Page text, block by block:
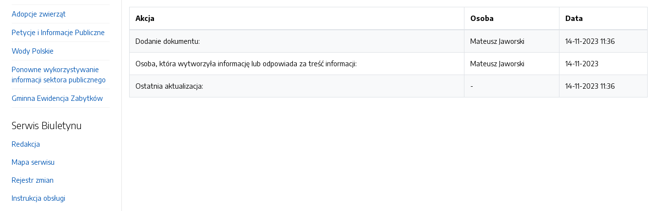
Adopcje zwierząt
Petycje i Informacje Publiczne
Wody Polskie
Ponowne wykorzystywanie
informacji sektora publicznego
Gminna Ewidencja Zabytków
Serwis Biuletynu
Redakcja
Mapa serwisu
Rejestr zmian
Instrukcja obsługi
Akcja Osoba Data
Dodanie dokumentu: Mateusz Jaworski 14-11-2023 11:36
Osoba, która wytworzyła informację lub odpowiada za treść informacji: Mateusz Jaworski 14-11-2023
Ostatnia aktualizacja: - 14-11-2023 11:36